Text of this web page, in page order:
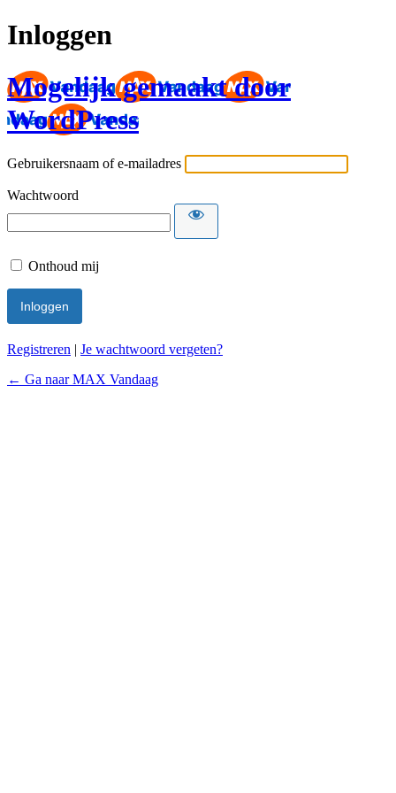
Inloggen
Mogelijk gemaakt door
WordPress
Gebruikersnaam of e-mailadres
Wachtwoord
Onthoud mij
Registreren | Je wachtwoord vergeten?
← Ga naar MAX Vandaag